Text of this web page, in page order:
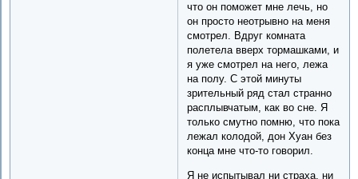
что он поможет мне лечь, но
он просто неотрывно на меня
смотрел. Вдруг комната
полетела вверх тормашками, и
я уже смотрел на него, лежа
на полу. С этой минуты
зрительный ряд стал странно
расплывчатым, как во сне. Я
только смутно помню, что пока
лежал колодой, дон Хуан без
конца мне что-то говорил.
Я не испытывал ни страха, ни